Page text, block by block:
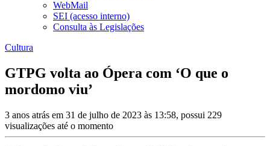
WebMail
SEI (acesso interno)
Consulta às Legislações
Cultura
GTPG volta ao Ópera com ‘O que o
mordomo viu’
3 anos atrás em 31 de julho de 2023 às 13:58, possui 229
visualizações até o momento